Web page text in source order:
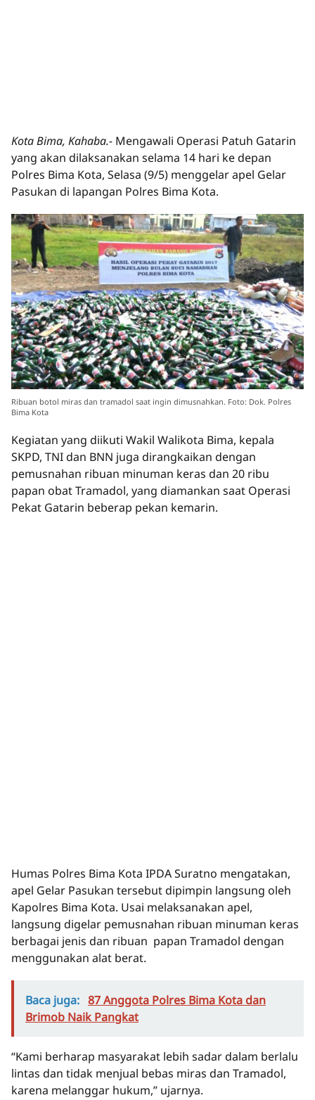
Kota Bima, Kahaba.- Mengawali Operasi Patuh Gatarin
yang akan dilaksanakan selama 14 hari ke depan
Polres Bima Kota, Selasa (9/5) menggelar apel Gelar
Pasukan di lapangan Polres Bima Kota.
Ribuan botol miras dan tramadol saat ingin dimusnahkan. Foto: Dok. Polres
Bima Kota
Kegiatan yang diikuti Wakil Walikota Bima, kepala
SKPD, TNI dan BNN juga dirangkaikan dengan
pemusnahan ribuan minuman keras dan 20 ribu
papan obat Tramadol, yang diamankan saat Operasi
Pekat Gatarin beberap pekan kemarin.
Humas Polres Bima Kota IPDA Suratno mengatakan,
apel Gelar Pasukan tersebut dipimpin langsung oleh
Kapolres Bima Kota. Usai melaksanakan apel,
langsung digelar pemusnahan ribuan minuman keras
berbagai jenis dan ribuan papan Tramadol dengan
menggunakan alat berat.
Baca juga: 87 Anggota Polres Bima Kota dan
Brimob Naik Pangkat
“Kami berharap masyarakat lebih sadar dalam berlalu
lintas dan tidak menjual bebas miras dan Tramadol,
karena melanggar hukum,” ujarnya.